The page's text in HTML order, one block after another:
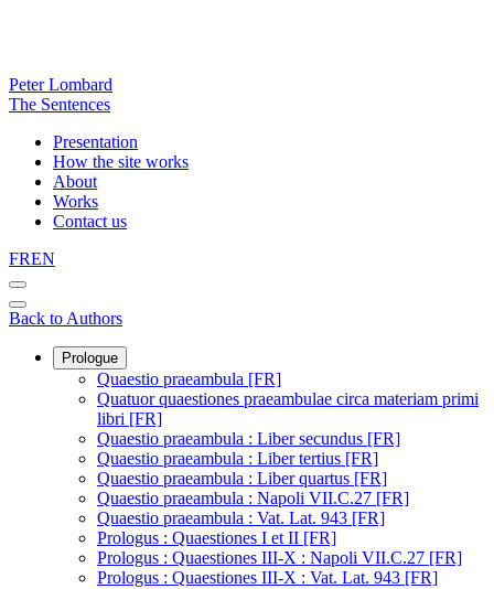
Peter Lombard
The Sentences
Presentation
How the site works
About
Works
Contact us
FREN
Back to Authors
Prologue
Quaestio praeambula [FR]
Quatuor quaestiones praeambulae circa materiam primi
libri [FR]
Quaestio praeambula : Liber secundus [FR]
Quaestio praeambula : Liber tertius [FR]
Quaestio praeambula : Liber quartus [FR]
Quaestio praeambula : Napoli VII.C.27 [FR]
Quaestio praeambula : Vat. Lat. 943 [FR]
Prologus : Quaestiones I et II [FR]
Prologus : Quaestiones III-X : Napoli VII.C.27 [FR]
Prologus : Quaestiones III-X : Vat. Lat. 943 [FR]